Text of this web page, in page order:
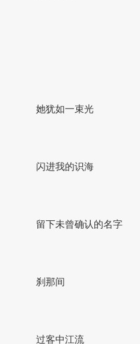
她犹如一束光
闪进我的识海
留下未曾确认的名字
刹那间
过客中江流